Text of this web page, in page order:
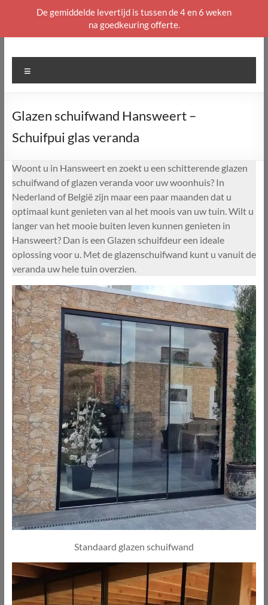
naar
Glazen schuifwand Hansweert –
Schuifpui glas veranda
Woont u in Hansweert en zoekt u een schitterende glazen
schuifwand of glazen veranda voor uw woonhuis? In
Nederland of België zijn maar een paar maanden dat u
optimaal kunt genieten van al het moois van uw tuin. Wilt u
langer van het mooie buiten leven kunnen genieten in
Hansweert? Dan is een Glazen schuifdeur een ideale
oplossing voor u. Met de glazenschuifwand kunt u vanuit de
veranda uw hele tuin overzien.
Standaard glazen schuifwand
De gemiddelde levertijd is tussen de 4 en 6 weken
na goedkeuring offerte.